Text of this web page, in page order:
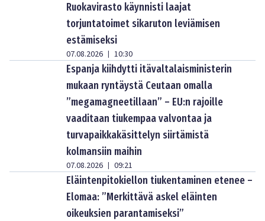
Ruokavirasto käynnisti laajat
torjuntatoimet sikaruton leviämisen
estämiseksi
07.08.2026 | 10:30
Espanja kiihdytti itävaltalaisministerin
mukaan ryntäystä Ceutaan omalla
”megamagneetillaan” – EU:n rajoille
vaaditaan tiukempaa valvontaa ja
turvapaikkakäsittelyn siirtämistä
kolmansiin maihin
07.08.2026 | 09:21
Eläintenpitokiellon tiukentaminen etenee –
Elomaa: ”Merkittävä askel eläinten
oikeuksien parantamiseksi”